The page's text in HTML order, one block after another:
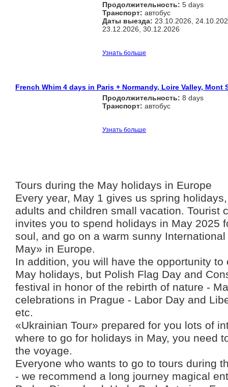
Продолжительность: 5 days
Транспорт: автобус
Даты выезда: 23.10.2026,
23.12.2026, 30.12.2026
Узнать больше
French Whim 4 days in Paris + Normandy, Loire Valley, Mont
Продолжительность: 8 days
Транспорт: автобус
Узнать больше
Tours during the May holidays in Europe
Every year, May 1 gives us spring
adults and children small vacation. Tourist
invites you to spend holidays in May 2025
soul, and go on a warm sunny
May» in Europe.
In addition, you will have the opportunity
May holidays, but Polish Flag Day and
festival in honor of the rebirth of nature -
celebrations in Prague - Labor Day and
etc.
«Ukrainian Tour» prepared for you lots of
where to go for holidays in May, you need
the voyage.
Everyone who wants to go to tours during
- we recommend a long journey magical